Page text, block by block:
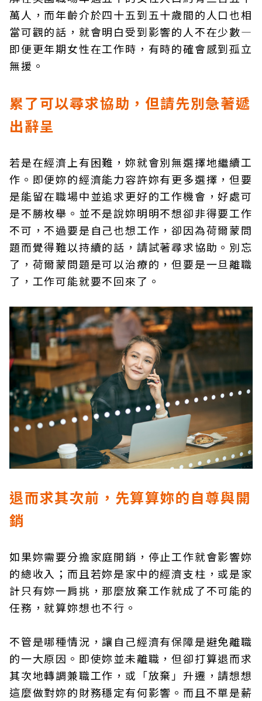
萬人，而年齡介於四十五到五十歲間的人口也相
當可觀的話，就會明白受到影響的人不在少數—
即便更年期女性在工作時，有時的確會感到孤立
無援。
累了可以尋求協助，但請先別急著遞
出辭呈
若是在經濟上有困難，妳就會別無選擇地繼續工
作。即便妳的經濟能力容許妳有更多選擇，但要
是能留在職場中並追求更好的工作機會，好處可
是不勝枚舉。並不是說妳明明不想卻非得要工作
不可，不過要是自己也想工作，卻因為荷爾蒙問
題而覺得難以持續的話，請試著尋求協助。別忘
了，荷爾蒙問題是可以治療的，但要是一旦離職
了，工作可能就要不回來了。
退而求其次前，先算算妳的自尊與開
銷
如果妳需要分擔家庭開銷，停止工作就會影響妳
的總收入；而且若妳是家中的經濟支柱，或是家
計只有妳一肩挑，那麼放棄工作就成了不可能的
任務，就算妳想也不行。
不管是哪種情況，讓自己經濟有保障是避免離職
的一大原因。即使妳並未離職，但卻打算退而求
其次地轉調兼職工作，或「放棄」升遷，請想想
這麼做對妳的財務穩定有何影響。而且不單是薪